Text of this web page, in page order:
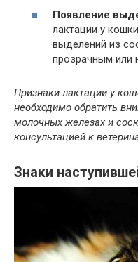
Появление
лактации у
выделений из
прозрачным или
Признаки лактации у
необходимо обратить
молочных железах и
консультацией к
Знаки